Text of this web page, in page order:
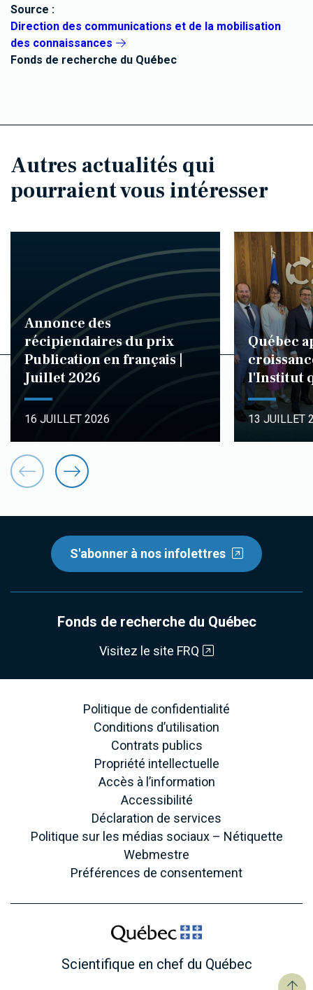
Source :
Direction des communications et de la mobilisation
des connaissances
Fonds de recherche du Québec
Autres actualités qui
pourraient vous intéresser
Annonce des
récipiendaires du prix
Publication en français |
Juillet 2026
16 JUILLET 2026
Québec
l'Institut
13 JUILLET
S'abonner à nos infolettres
Fonds de recherche du Québec
Visitez le site FRQ
Politique de confidentialité
Conditions d’utilisation
Contrats publics
Propriété intellectuelle
Accès à l’information
Accessibilité
Déclaration de services
Politique sur les médias sociaux – Nétiquette
Webmestre
Préférences de consentement
Scientifique en chef du Québec